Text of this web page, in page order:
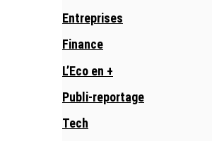
Entreprises
Finance
L’Eco en +
Publi-reportage
Tech